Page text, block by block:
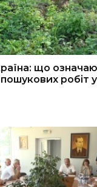
що
робіт